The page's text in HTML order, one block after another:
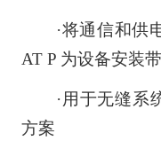
·将通信和供电
AT P 为设备安装
·用于无缝系统
方案